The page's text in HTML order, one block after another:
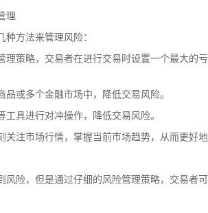
理
方法来管理风险：
理策略，交易者在进行交易时设置一个最大的
或多个金融市场中，降低交易风险。
具进行对冲操作，降低交易风险。
注市场行情，掌握当前市场趋势，从而更好地
风险，但是通过仔细的风险管理策略，交易者